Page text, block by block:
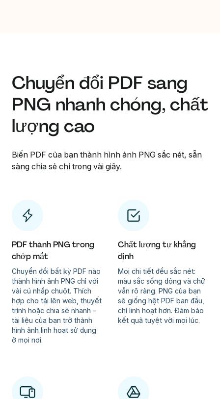
Chuyển đổi PDF sang
PNG nhanh chóng, chất
lượng cao
Biến PDF của bạn thành hình ảnh PNG sắc nét, sẵn
sàng chia sẻ chỉ trong vài giây.
PDF thành PNG trong
chớp mắt
Chuyển đổi bất kỳ PDF nào
thành hình ảnh PNG chỉ với
vài cú nhấp chuột. Thích
hợp cho tải lên web, thuyết
trình hoặc chia sẻ nhanh –
tài liệu của bạn trở thành
hình ảnh linh hoạt sử dụng
ở mọi nơi.
Chất lượng tự khẳng
định
Mọi chi tiết đều sắc nét:
màu sắc sống động và chữ
vẫn rõ ràng. PNG của bạn
sẽ giống hệt PDF ban đầu,
chỉ linh hoạt hơn. Đảm bảo
kết quả tuyệt vời mọi lúc.